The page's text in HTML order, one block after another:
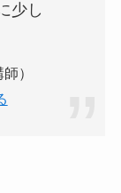
少し
）